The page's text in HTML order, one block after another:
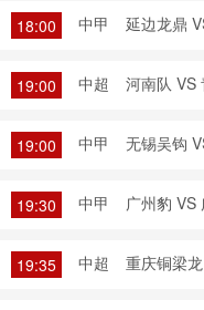
18:00 中甲 延边龙鼎
19:00 中超 河南队 VS
19:00 中甲 无锡吴钩
19:30 中甲 广州豹 VS
19:35 中超 重庆铜梁